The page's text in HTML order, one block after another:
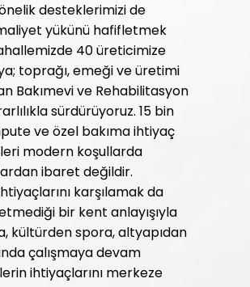
desteklerimizi de
yükünü hafifletmek
40 üreticimize
toprağı, emeği ve üretimi
Bakımevi ve Rehabilitasyon
sürdürüyoruz. 15 bin
ve özel bakıma ihtiyaç
modern koşullarda
ibaret değildir.
karşılamak da
bir kent anlayışıyla
kültürden spora, altyapıdan
çalışmaya devam
ihtiyaçlarını merkeze